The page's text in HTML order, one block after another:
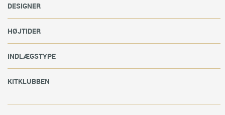
DESIGNER
HØJTIDER
INDLÆGSTYPE
KITKLUBBEN